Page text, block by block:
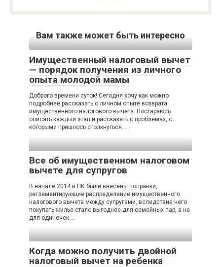
Вам также может быть интересно
Имущественный налоговый вычет
— порядок получения из личного
опыта молодой мамы
Доброго времени суток! Сегодня хочу как можно
подробнее рассказать о личном опыте возврата
имущественного налогового вычета. Постараюсь
описать каждый этап и рассказать о проблемах, с
которыми пришлось столкнуться….
Все об имущественном налоговом
вычете для супругов
В начале 2014 в НК были внесены поправки,
регламентирующие распределение имущественного
налогового вычета между супругами, вследствие чего
покупать жилье стало выгоднее для семейных пар, а не
для одиночек….
Когда можно получить двойной
налоговый вычет на ребенка